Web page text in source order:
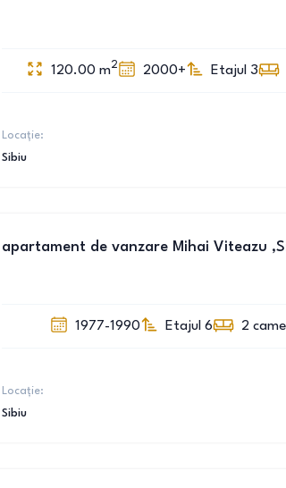
120.00 m2 2000+ Etajul 3
Locație:
Sibiu
apartament de vanzare Mihai Viteazu
1977-1990 Etajul 6 2
Locație:
Sibiu